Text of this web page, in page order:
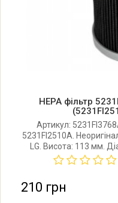
LG V-
LG V-C7142NT
LG V-C7143HTR
LG V-C7143HTR.*
HEPA фільтр
Артикул:
5231FI2510A.
LG. Висота: 113 мм.
210 грн